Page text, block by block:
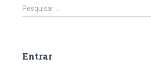
P
e
i
Pesquisar …
Entrar